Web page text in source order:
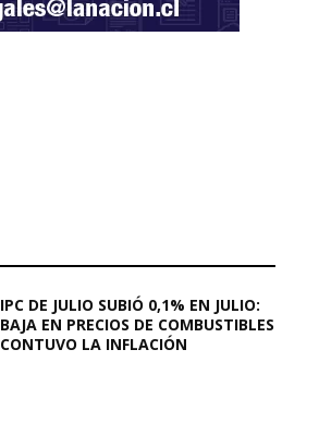
IPC DE JULIO SUBIÓ 0,1% EN JULIO:
BAJA EN PRECIOS DE COMBUSTIBLES
CONTUVO LA INFLACIÓN